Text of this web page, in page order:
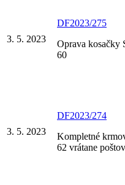
3. 5. 2023
DF2023/275
Oprava
60
3. 5. 2023
DF2023/274
Kompletné
62 vrátane